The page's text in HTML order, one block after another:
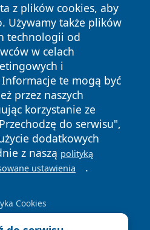
z plików cookies, aby
Używamy także plików
technologii od
w celach
i
Informacje te mogą być
przez naszych
korzystanie ze
do serwisu",
dodatkowych
z naszą polityką
ustawienia .
Cookies
Wszystkie prawa zastrzeżone.
Polityka
Cookies